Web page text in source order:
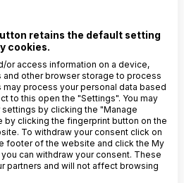
rejstřík osob vyloučených z
se mohou nechat
mají s hazardem problém. A
her pak nesmějí těmto
hry zúčastnit. ÚOOÚ
rejstříku, tak využívání dat
z tohoto rejstříku, ověřte si
a procesu pro získání,
retains the default setting
cookies.
or access information on a device,
and other browser storage to process
process your personal data based
to this open the "Settings". You may
by clicking the "Manage
by clicking the fingerprint button on the
To withdraw your consent click on
footer of the website and click the My
can withdraw your consent. These
partners and will not affect browsing